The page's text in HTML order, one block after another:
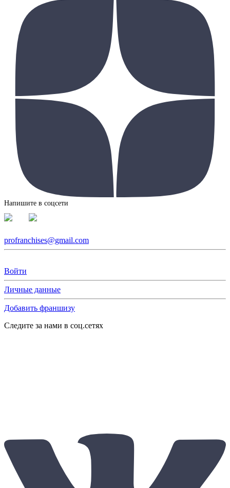
Напишите в соцсети
profranchises@gmail.com
Войти
Личные данные
Добавить франшизу
Следите за нами в соц.сетях